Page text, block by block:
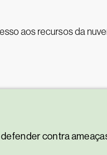
aos recursos da
contra